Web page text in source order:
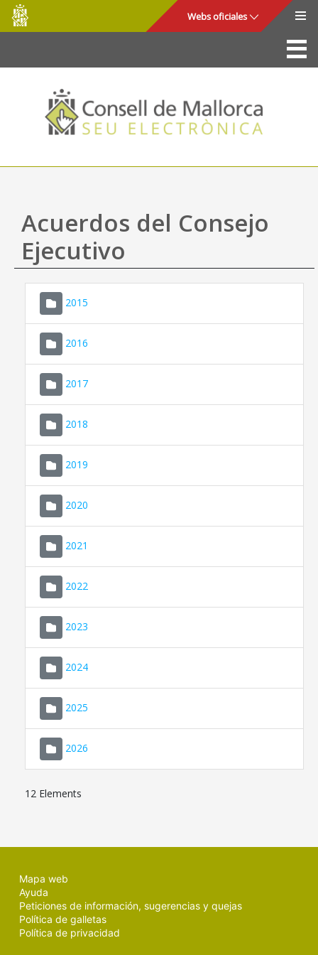
Saltar al contenido principal
Consell
de
Mallorca
Webs oficiales
La Sede
Consejo de Mallorca
Acceso y seguridad
Utilidades
Mapa web
Ayuda
Acuerdos del Consejo
Ejecutivo
2015
2016
2017
2018
2019
2020
2021
2022
2023
2024
2025
2026
12 Elements
Mapa web
Ayuda
Peticiones de información, sugerencias y quejas
Política de galletas
Política de privacidad